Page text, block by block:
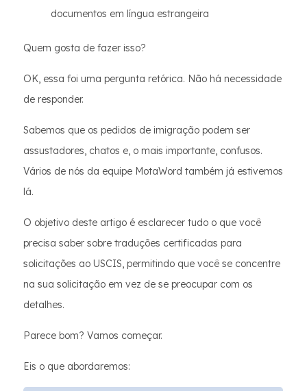
documentos em língua estrangeira
Quem gosta de fazer isso?
OK, essa foi uma pergunta retórica. Não há necessidade
de responder.
Sabemos que os pedidos de imigração podem ser
assustadores, chatos e, o mais importante, confusos.
Vários de nós da equipe MotaWord também já estivemos
lá.
O objetivo deste artigo é esclarecer tudo o que você
precisa saber sobre traduções certificadas para
solicitações ao USCIS, permitindo que você se concentre
na sua solicitação em vez de se preocupar com os
detalhes.
Parece bom? Vamos começar.
Eis o que abordaremos: